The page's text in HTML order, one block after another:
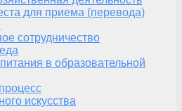
для приема (перевода)
сотрудничество
в образовательной
искусства